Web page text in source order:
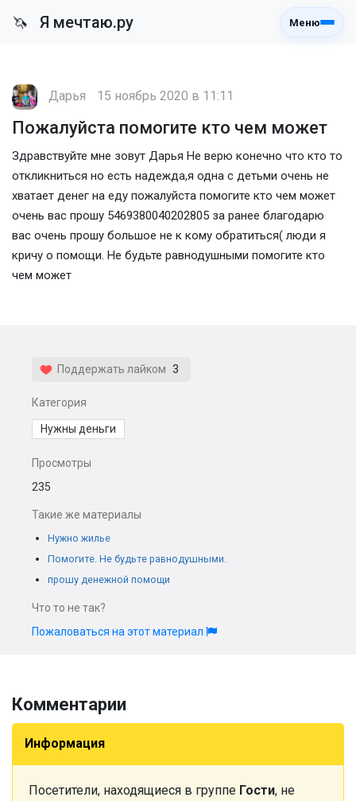
🦄 Я мечтаю.ру Меню
Дарья 15 ноябрь 2020 в 11:11
Пожалуйста помогите кто чем может
Здравствуйте мне зовут Дарья Не верю конечно что кто то
откликниться но есть надежда,я одна с детьми очень не
хватает денег на еду пожалуйста помогите кто чем может
очень вас прошу 5469380040202805 за ранее благодарю
вас очень прошу большое не к кому обратиться( люди я
кричу о помощи. Не будьте равнодушными помогите кто
чем может
Поддержать лайком 3
Категория
Нужны деньги
Просмотры
235
Такие же материалы
Нужно жилье
Помогите. Не будьте равнодушными.
прошу денежной помощи
Что то не так?
Пожаловаться на этот материал
Комментарии
Информация
Посетители, находящиеся в группе Гости, не